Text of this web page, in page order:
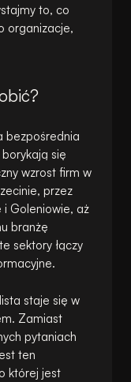
to, co
organizacje,
bezpośrednia
się
wzrost firm w
przez
i Goleniowie, aż
branżę
sektory łączy
staje się w
Zamiast
pytaniach
ten
której jest